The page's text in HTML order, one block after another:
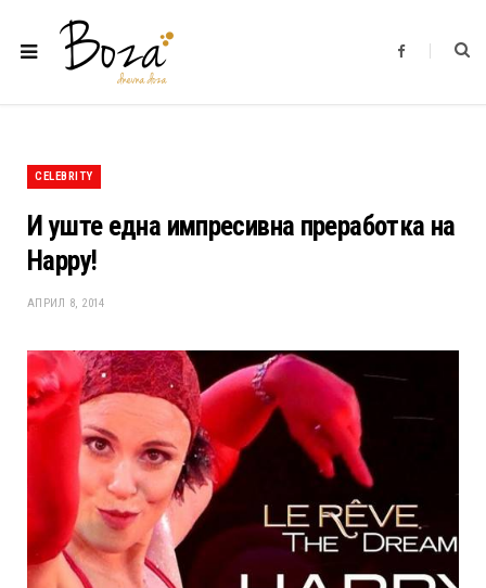
F
b
CELEBRITY
И уште една импресивна преработка на
Happy!
АПРИЛ 8, 2014